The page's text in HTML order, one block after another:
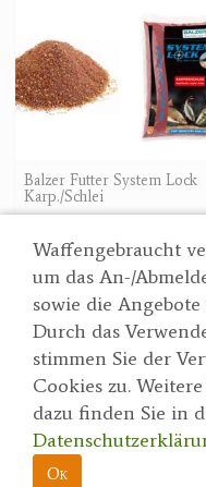
Waffengebraucht
um das An-/
sowie die Angebote
Durch das
stimmen Sie der
Cookies zu.
dazu finden Sie in
Ok
Balzer Futter System Lock
Karp./Schlei
Suche
Partner
AGBs
Impressum